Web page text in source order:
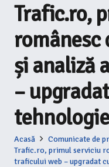
Trafic.ro,
românesc
și analiză
–
Acasă
Comunicate de
Trafic.ro, primul serviciu
traficului web – upgradat